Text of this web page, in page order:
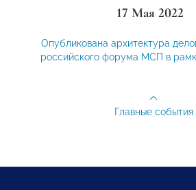
17 Мая 2022
Опубликована архитектура
российского форума МСП в
Главные события